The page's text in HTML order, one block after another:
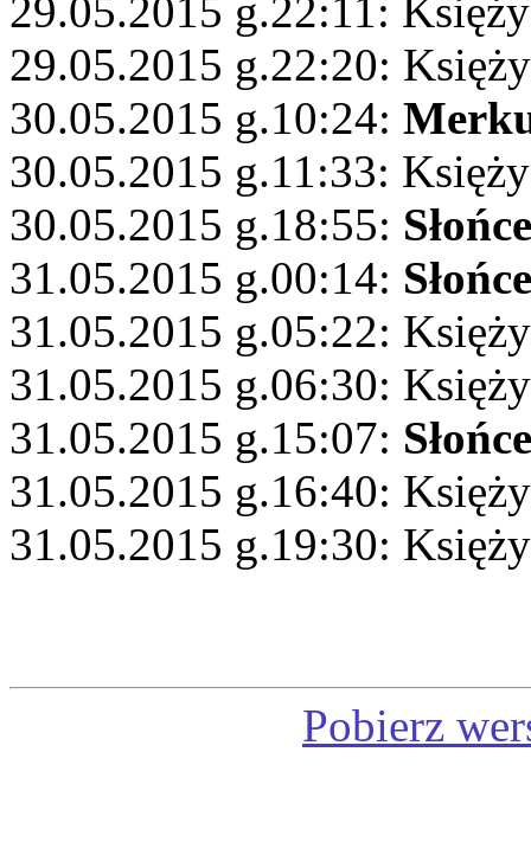
29.05.2015 g.22:11:
29.05.2015 g.22:20:
30.05.2015 g.10:24:
30.05.2015 g.11:33:
30.05.2015 g.18:55: Słońce
31.05.2015 g.00:14: Słońce
31.05.2015 g.05:22:
31.05.2015 g.06:30:
31.05.2015 g.15:07: Słońce
31.05.2015 g.16:40:
31.05.2015 g.19:30:
Pobierz